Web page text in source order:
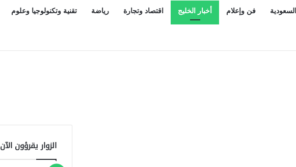
السعودية فن وإعلام أخبار الخليج اقتصاد وتجارة رياضة تقنية وتكنولوجيا وعلوم
السوق السعودية من باب ترميز العقار المؤسسي عبر مُصدر محلي
الزوار يقرؤون الآن